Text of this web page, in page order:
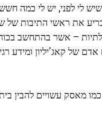
– אשר בהתחשב
של קאג'יליון ומידע
מאסק עשויים להבין